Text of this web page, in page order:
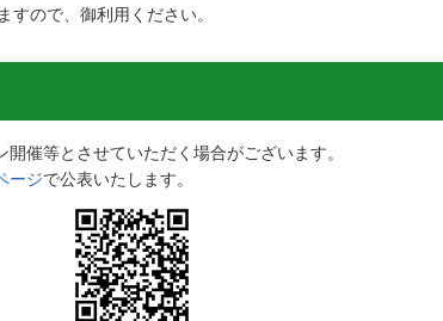
ので、御利用ください。
催等とさせていただく場合がございます。
ージで公表いたします。